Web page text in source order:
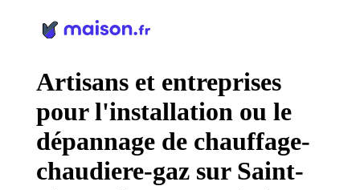
Artisans et entreprises
pour l'installation ou le
dépannage de chauffage-
chaudiere-gaz sur Saint-